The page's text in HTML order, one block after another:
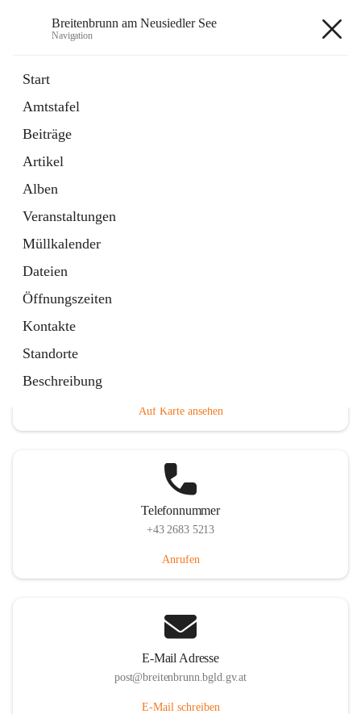
Breitenbrunn am Neusiedler See
Navigation
Start
Amtstafel
Beiträge
Artikel
Alben
Veranstaltungen
Müllkalender
Dateien
Öffnungszeiten
Kontakte
Standorte
Beschreibung
18 Schnellzugriffe
Gemeindeservice
Auf Karte ansehen
Telefonnummer
+43 2683 5213
Anrufen
E-Mail Adresse
post@breitenbrunn.bgld.gv.at
E-Mail schreiben